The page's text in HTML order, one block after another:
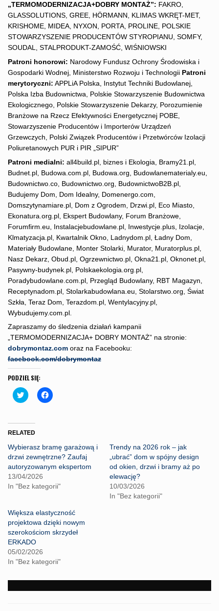
„TERMOMODERNIZACJA+DOBRY MONTAŻ”: FAKRO,
GLASSOLUTIONS, GREE, HÖRMANN, KLIMAS WKRĘT-MET,
KRISHOME, MIDEA, NYXON, PORTA, PROLINE, POLSKIE
STOWARZYSZENIE PRODUCENTÓW STYROPIANU, SOMFY,
SOUDAL, STALPRODUKT-ZAMOŚĆ, WIŚNIOWSKI
Patroni honorowi: Narodowy Fundusz Ochrony Środowiska i
Gospodarki Wodnej, Ministerstwo Rozwoju i Technologii Patroni
merytoryczni: APPLiA Polska, Instytut Techniki Budowlanej,
Polska Izba Budownictwa, Polskie Stowarzyszenie Budownictwa
Ekologicznego, Polskie Stowarzyszenie Dekarzy, Porozumienie
Branżowe na Rzecz Efektywności Energetycznej POBE,
Stowarzyszenie Producentów i Importerów Urządzeń
Grzewczych, Polski Związek Producentów i Przetwórców Izolacji
Poliuretanowych PUR i PIR „SIPUR”
Patroni medialni: all4build.pl, biznes i Ekologia, Bramy21.pl,
Budnet.pl, Budowa.com.pl, Budowa.org, Budowlanematerialy.eu,
Budownictwo.co, Budownictwo.org, BudownictwoB2B.pl,
Budujemy Dom, Dom Idealny, Domenergo.com,
Domszytynamiare.pl, Dom z Ogrodem, Drzwi.pl, Eco Miasto,
Ekonatura.org.pl, Ekspert Budowlany, Forum Branżowe,
Forumfirm.eu, Instalacjebudowlane.pl, Inwestycje.plus, Izolacje,
Klmatyzacja.pl, Kwartalnik Okno, Ladnydom.pl, Ładny Dom,
Materiały Budowlane, Monter Stolarki, Murator, Muratorplus.pl,
Nasz Dekarz, Obud.pl, Ogrzewnictwo.pl, Okna21.pl, Oknonet.pl,
Pasywny-budynek.pl, Polskaekologia.org.pl,
Poradybudowlane.com.pl, Przegląd Budowlany, RBT Magazyn,
Receptynadom.pl, Stolarkabudowlana.eu, Stolarstwo.org, Świat
Szkła, Teraz Dom, Terazdom.pl, Wentylacyjny.pl,
Wybudujemy.com.pl.
Zapraszamy do śledzenia działań kampanii
„TERMOMODERNIZACJA+ DOBRY MONTAŻ” na stronie:
dobrymontaz.comoraz na Facebooku:
facebook.com/dobrymontaz
PODZIEL SIĘ:
C
l
t
o
h
a
r
e
o
n
w
e
r
(
O
p
e
n
s
i
n
w
C
l
h
a
r
e
o
a
o
o
k
(
n
s
n
e
RELATED
Wybierasz bramę garażową i
drzwi zewnętrzne? Zaufaj
autoryzowanym ekspertom
13/04/2026
In "Bez kategorii"
Trendy na 2026 rok – jak
„ubrać” dom w spójny design
od okien, drzwi i bramy aż po
elewację?
10/03/2026
In "Bez kategorii"
Większa elastyczność
projektowa dzięki nowym
szerokościom skrzydeł
ERKADO
05/02/2026
In "Bez kategorii"